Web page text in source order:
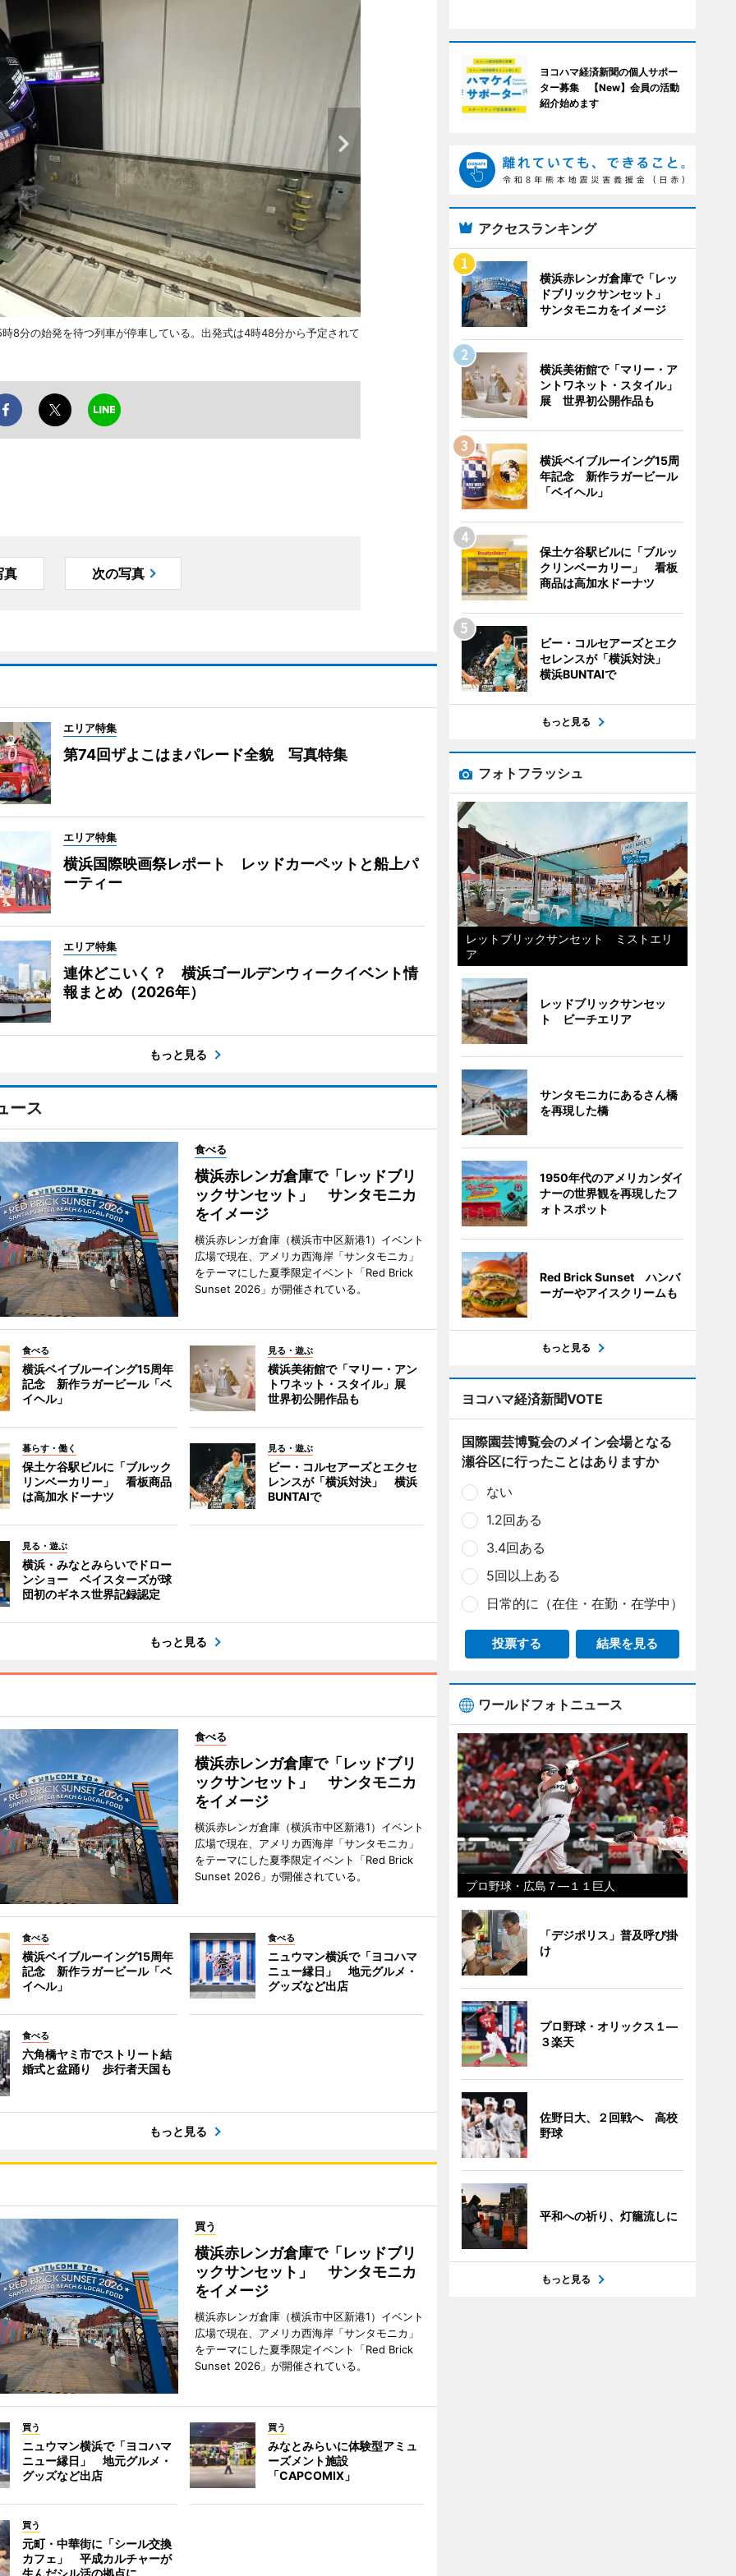
8分の始発を待つ列車が停車している。出発式は4時48分から予定されて
真 次の写真
エリア特集
第74回ザよこはまパレード全貌 写真特集
エリア特集
横浜国際映画祭レポート レッドカーペットと船上パ
ーティー
エリア特集
連休どこいく？ 横浜ゴールデンウィークイベント情
報まとめ（2026年）
もっと見る
ース
食べる
横浜赤レンガ倉庫で「レッドブリ
ックサンセット」 サンタモニカ
をイメージ
横浜赤レンガ倉庫（横浜市中区新港1）イベント
広場で現在、アメリカ西海岸「サンタモニカ」
をテーマにした夏季限定イベント「Red Brick
Sunset 2026」が開催されている。
食べる
横浜ベイブルーイング15周年
記念 新作ラガービール「ベ
イヘル」
見る・遊ぶ
横浜美術館で「マリー・アン
トワネット・スタイル」展
世界初公開作品も
暮らす・働く
保土ケ谷駅ビルに「ブルック
リンベーカリー」 看板商品
は高加水ドーナツ
見る・遊ぶ
ビー・コルセアーズとエクセ
レンスが「横浜対決」 横浜
BUNTAIで
見る・遊ぶ
横浜・みなとみらいでドロー
ンショー ベイスターズが球
団初のギネス世界記録認定
もっと見る
食べる
横浜赤レンガ倉庫で「レッドブリ
ックサンセット」 サンタモニカ
をイメージ
横浜赤レンガ倉庫（横浜市中区新港1）イベント
広場で現在、アメリカ西海岸「サンタモニカ」
をテーマにした夏季限定イベント「Red Brick
Sunset 2026」が開催されている。
食べる
横浜ベイブルーイング15周年
記念 新作ラガービール「ベ
イヘル」
食べる
ニュウマン横浜で「ヨコハマ
ニュー縁日」 地元グルメ・
グッズなど出店
食べる
六角橋ヤミ市でストリート結
婚式と盆踊り 歩行者天国も
もっと見る
買う
横浜赤レンガ倉庫で「レッドブリ
ックサンセット」 サンタモニカ
をイメージ
横浜赤レンガ倉庫（横浜市中区新港1）イベント
広場で現在、アメリカ西海岸「サンタモニカ」
をテーマにした夏季限定イベント「Red Brick
Sunset 2026」が開催されている。
買う
ニュウマン横浜で「ヨコハマ
ニュー縁日」 地元グルメ・
グッズなど出店
買う
みなとみらいに体験型アミュ
ーズメント施設
「CAPCOMIX」
買う
元町・中華街に「シール交換
カフェ」 平成カルチャーが
生んだシル活の拠点に
ヨコハマ経済新聞の個人サポー
ター募集 【New】会員の活動
紹介始めます
アクセスランキング
横浜赤レンガ倉庫で「レッ
ドブリックサンセット」
サンタモニカをイメージ
横浜美術館で「マリー・ア
ントワネット・スタイル」
展 世界初公開作品も
横浜ベイブルーイング15周
年記念 新作ラガービール
「ベイヘル」
保土ケ谷駅ビルに「ブルッ
クリンベーカリー」 看板
商品は高加水ドーナツ
ビー・コルセアーズとエク
セレンスが「横浜対決」
横浜BUNTAIで
もっと見る
フォトフラッシュ
レットブリックサンセット ミストエリ
ア
レッドブリックサンセッ
ト ビーチエリア
サンタモニカにあるさん橋
を再現した橋
1950年代のアメリカンダイ
ナーの世界観を再現したフ
ォトスポット
Red Brick Sunset ハンバ
ーガーやアイスクリームも
もっと見る
ヨコハマ経済新聞VOTE
国際園芸博覧会のメイン会場となる
瀬谷区に行ったことはありますか
ない
1.2回ある
3.4回ある
5回以上ある
日常的に（在住・在勤・在学中）
投票する 結果を見る
ワールドフォトニュース
プロ野球・広島７―１１巨人
「デジポリス」普及呼び掛
け
プロ野球・オリックス１―
３楽天
佐野日大、２回戦へ 高校
野球
平和への祈り、灯籠流しに
もっと見る